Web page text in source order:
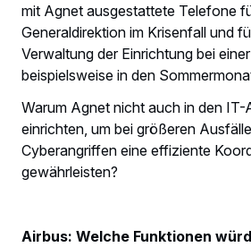
mit Agnet ausgestattete Telefone
Generaldirektion im Krisenfall und
Verwaltung der Einrichtung bei
beispielsweise in den
Warum Agnet nicht auch in den IT-
einrichten, um bei größeren
Cyberangriffen eine effiziente
gewährleisten?
Airbus: Welche Funktionen